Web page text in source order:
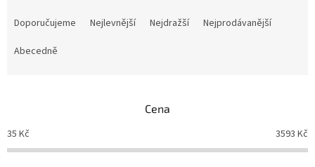
o
d
Doporučujeme Nejlevnější Nejdražší
Nejprodávanější
Abecedně
Cena
35 Kč 3593 Kč